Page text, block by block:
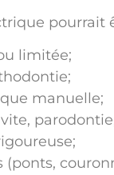
pourrait
limitée;
manuelle;